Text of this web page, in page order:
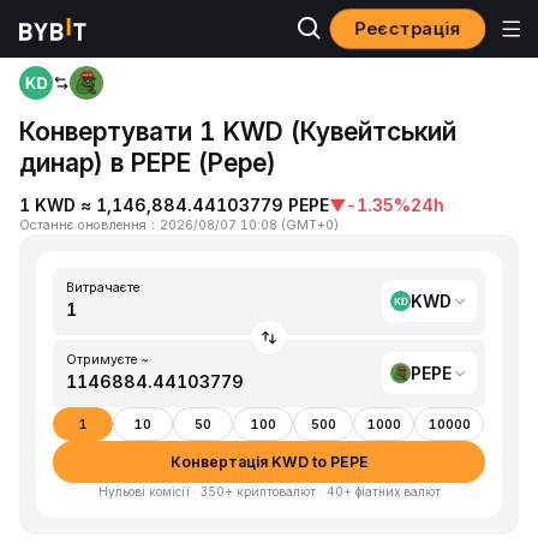
Реєстрація
Головна
Конвертувати 1 KWD (Кувейтський
динар) в PEPE (Pepe)
1 KWD ≈ 1,146,884.44103779 PEPE▼-1.35%24h
Останнє оновлення ： 2026/08/07 10:08 (GMT+0)
Витрачаєте
KWD
Отримуєте ~
PEPE
1 10 50 100 500 1000 10000
Конвертація KWD to PEPE
Нульові комісії · 350+ криптовалют · 40+ фіатних валют